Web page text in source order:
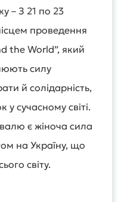
– З 21 по 23
проведення
the World”, який
силу
й солідарність,
сучасному світі.
є жіноча сила
на Україну, що
світу.